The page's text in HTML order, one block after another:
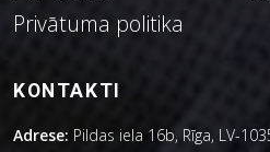
Privātuma politika
KONTAKTI
Adrese: Pildas iela 16b, Rīga, LV-